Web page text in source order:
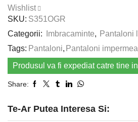
Wishlist
SKU: S351OGR
Categorii:
Imbracaminte, Pantaloni
Tags: Pantaloni, Pantaloni
Produsul va fi expediat catre tine
Share:
Te-Ar Putea Interesa Si: